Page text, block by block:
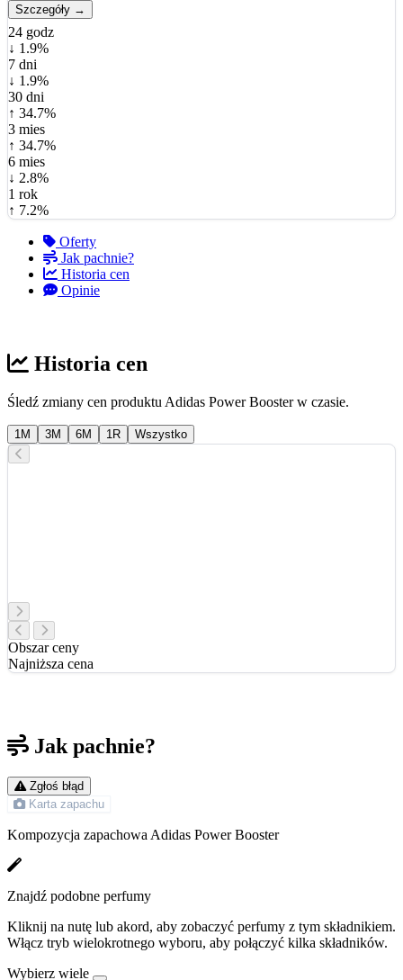
Szczegóły →
24 godz
↓ 1.9%
7 dni
↓ 1.9%
30 dni
↑ 34.7%
3 mies
↑ 34.7%
6 mies
↓ 2.8%
1 rok
↑ 7.2%
Oferty
Jak pachnie?
Historia cen
Opinie
Historia cen
Śledź zmiany cen produktu Adidas Power Booster w czasie.
1M 3M 6M 1R Wszystko
Obszar ceny
Najniższa cena
Jak pachnie?
Zgłoś błąd
Karta zapachu
Kompozycja zapachowa Adidas Power Booster
Znajdź podobne perfumy
Kliknij na nutę lub akord, aby zobaczyć perfumy z tym składnikiem.
Włącz tryb wielokrotnego wyboru, aby połączyć kilka składników.
Wybierz wiele